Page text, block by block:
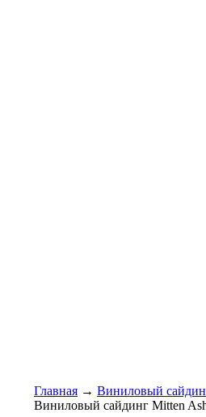
Главная → Виниловый
Виниловый сайдинг Mitten